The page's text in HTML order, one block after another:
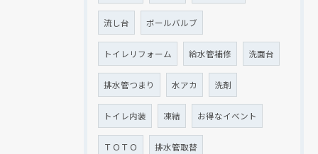
流し台 ボールバルブ
トイレリフォーム 給水管補修 洗面台
排水管つまり 水アカ 洗剤
トイレ内装 凍結 お得なイベント
ＴＯＴＯ 排水管取替